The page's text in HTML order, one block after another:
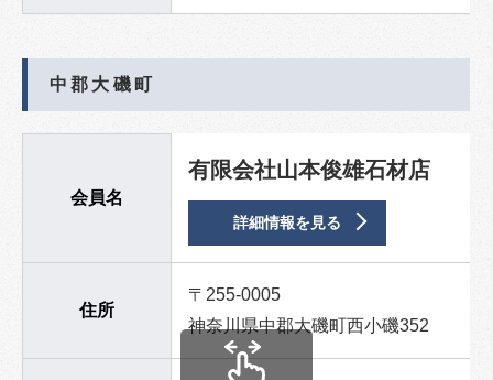
中郡大磯町
会員名
有限会社山本俊雄石材店
詳細情報を見る
住所
〒255-0005
神奈川県中郡大磯町西小磯352